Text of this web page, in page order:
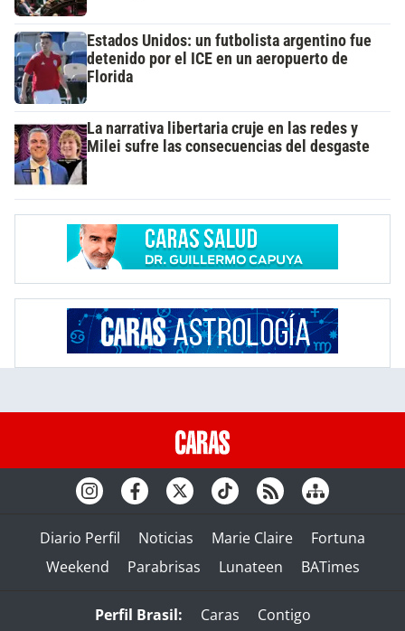
Estados Unidos: un futbolista argentino fue
detenido por el ICE en un aeropuerto de
Florida
La narrativa libertaria cruje en las redes y
Milei sufre las consecuencias del desgaste
Diario Perfil Noticias Marie Claire
Fortuna
Weekend
Parabrisas Lunateen BATimes
Perfil Brasil: Caras Contigo